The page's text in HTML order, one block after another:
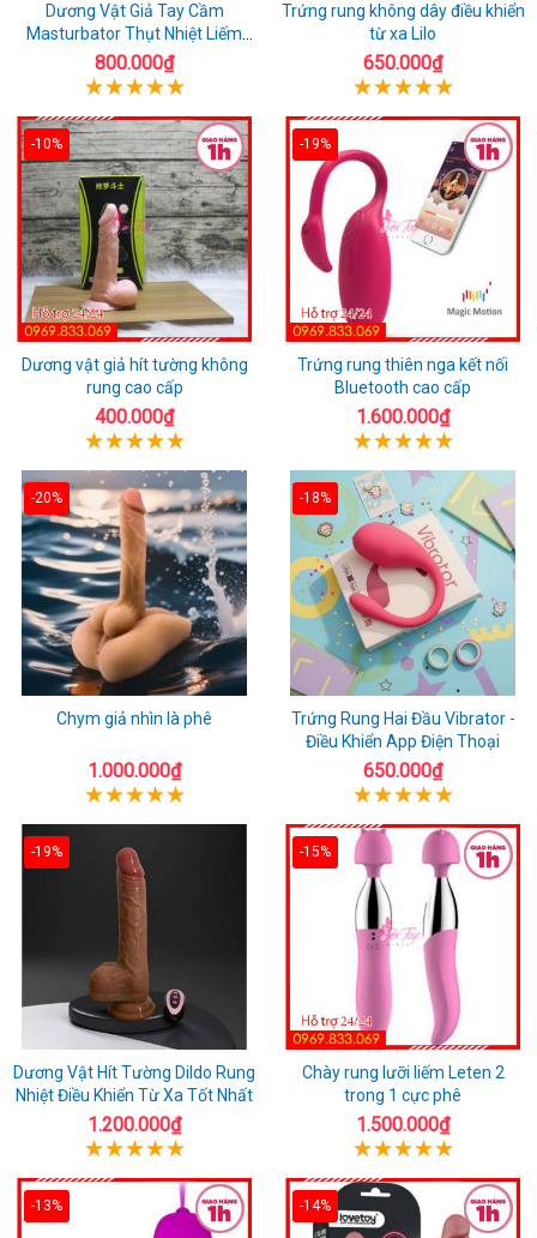
Dương Vật Giả Tay Cầm
Masturbator Thụt Nhiệt Liếm
Rung
800.000₫
Trứng rung không dây điều khiển
từ xa Lilo
650.000₫
-10%
Dương vật giả hít tường không
rung cao cấp
400.000₫
-19%
Trứng rung thiên nga kết nối
Bluetooth cao cấp
1.600.000₫
-20%
Chym giả nhìn là phê
1.000.000₫
-18%
Trứng Rung Hai Đầu Vibrator -
Điều Khiển App Điện Thoại
650.000₫
-19%
Dương Vật Hít Tường Dildo Rung
Nhiệt Điều Khiển Từ Xa Tốt Nhất
1.200.000₫
-15%
Chày rung lưỡi liếm Leten 2
trong 1 cực phê
1.500.000₫
-13% -14%